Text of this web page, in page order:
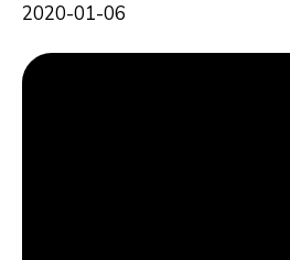
2020-01-06